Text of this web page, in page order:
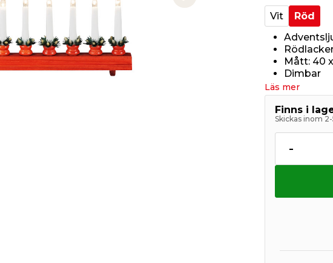
Next slide
Vit
Röd
Mått: 40
Dimbar
Läs mer
Finns i
Skickas inom
-